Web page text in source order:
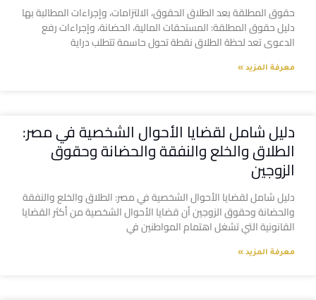
حقوق المطلقة بعد الطلاق الحقوق، الالتزامات، وإجراءات المطالبة بها
دليل حقوق المطلقة: المستحقات المالية، الحضانة، وإجراءات رفع
الدعوى تعد لحظة الطلاق نقطة تحول حاسمة تتطلب دراية
معرفة المزيد »
دليل شامل لقضايا الأحوال الشخصية في مصر:
الطلاق والخلع والنفقة والحضانة وحقوق
الزوجين
دليل شامل لقضايا الأحوال الشخصية في مصر: الطلاق والخلع والنفقة
والحضانة وحقوق الزوجين أن قضايا الأحوال الشخصية من أكثر القضايا
القانونية التي تشغل اهتمام المواطنين في
معرفة المزيد »